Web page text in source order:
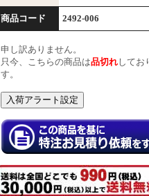
商品コード 2492-006
申し訳ありません。
只今、こちらの商品は品切れ してお
す。